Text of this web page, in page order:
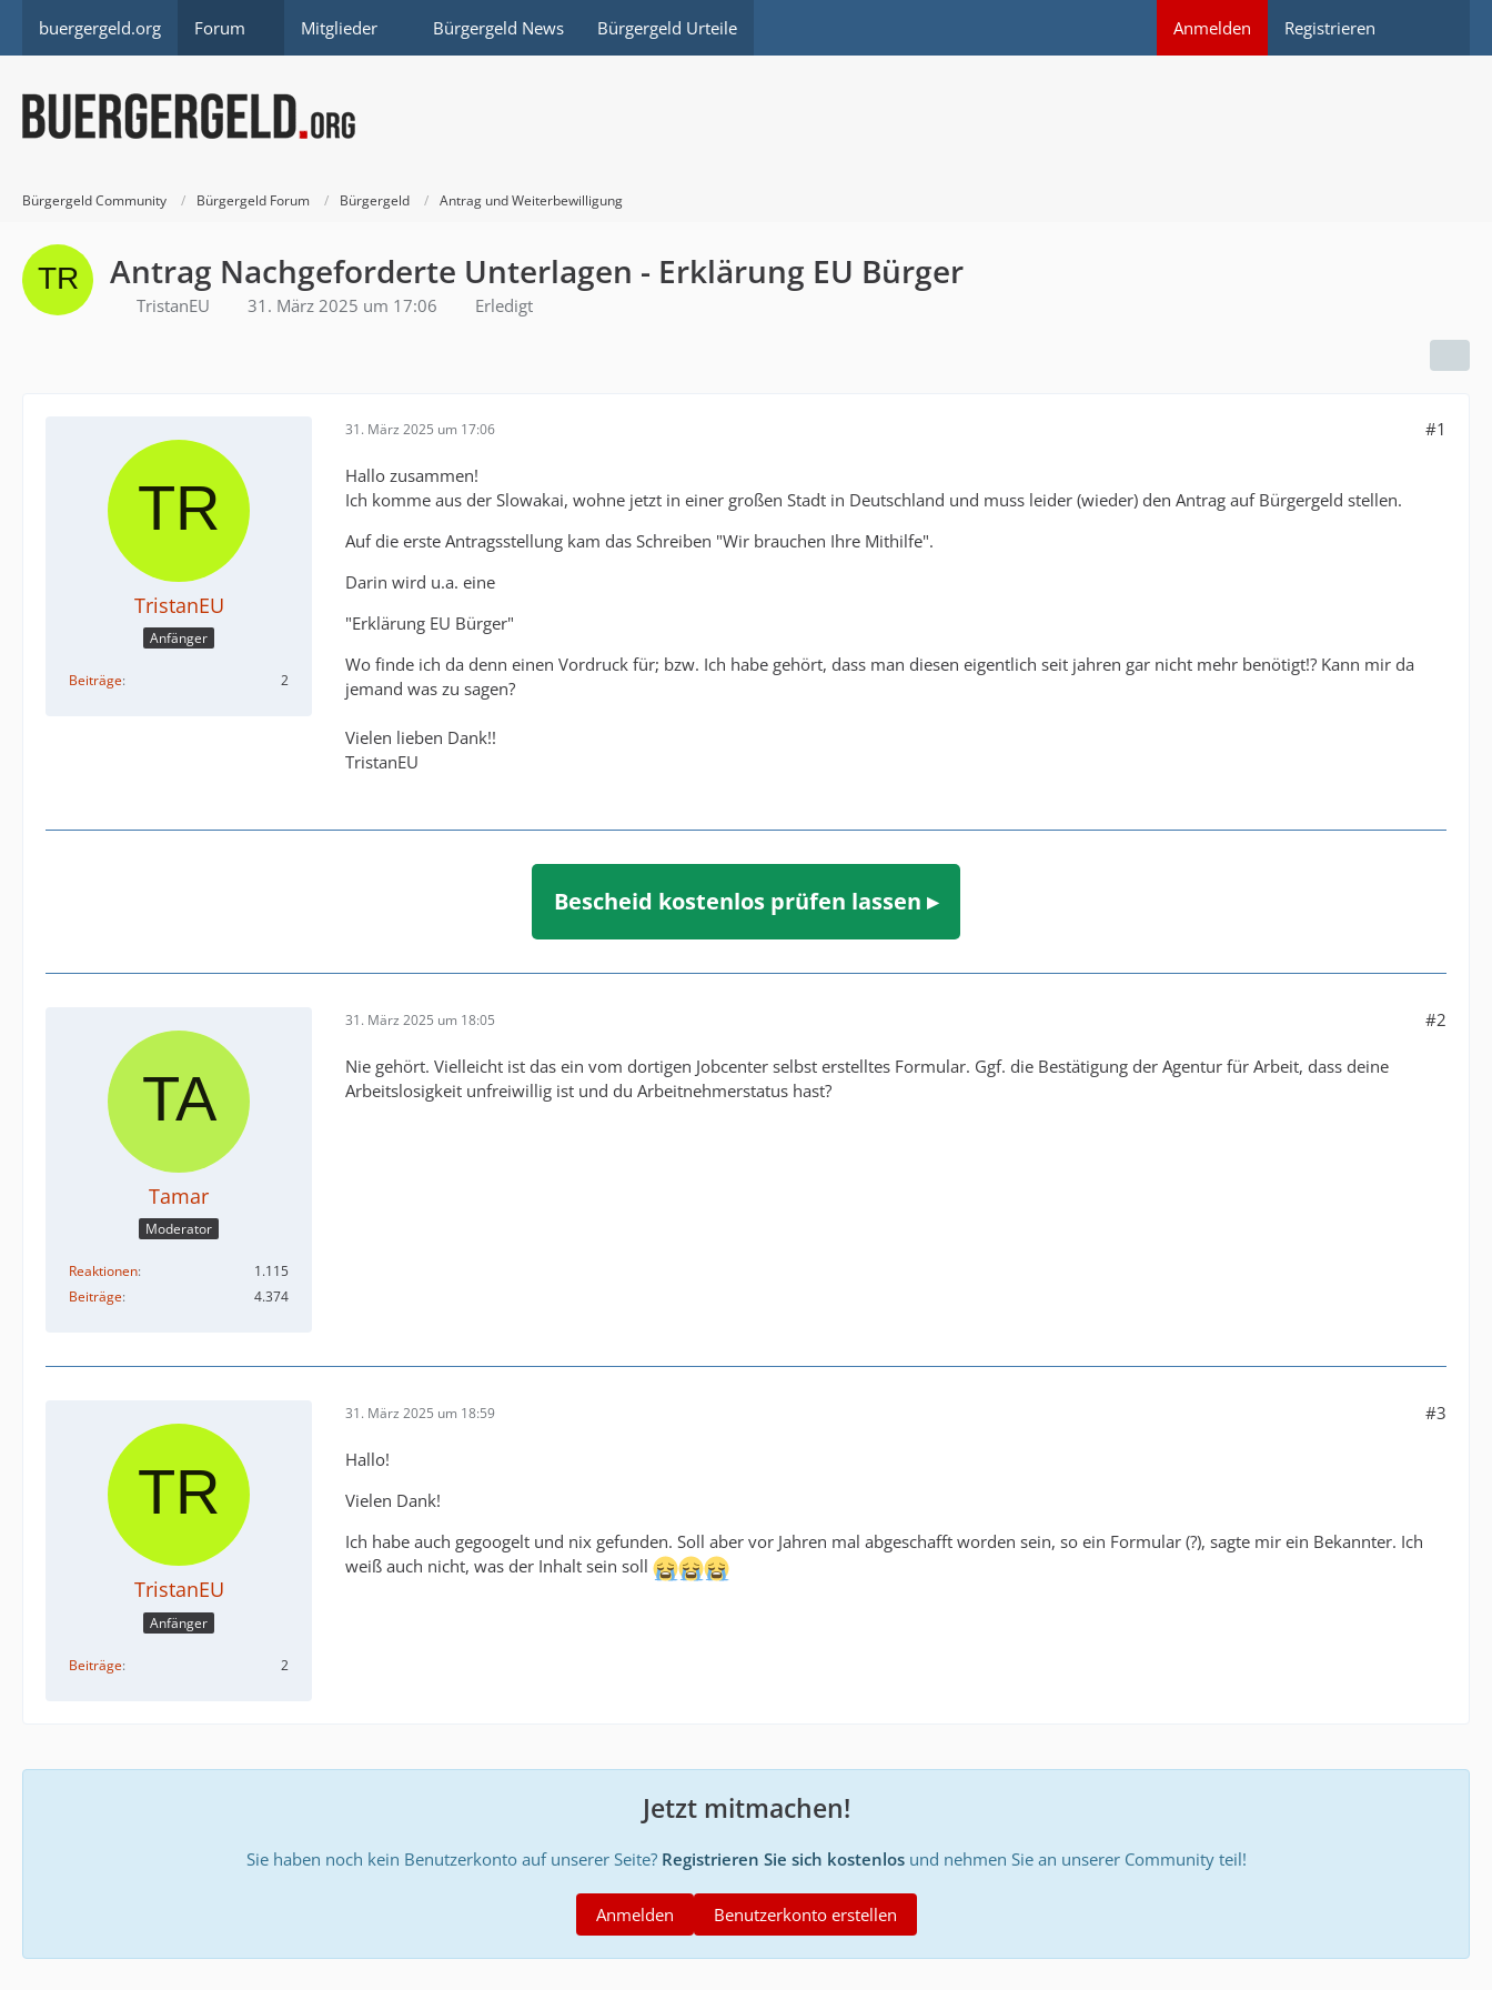
buergergeld.org Forum Mitglieder Bürgergeld News Bürgergeld Urteile Anmelden Registrieren
Bürgergeld Community Bürgergeld Forum Bürgergeld Antrag und Weiterbewilligung
Antrag Nachgeforderte Unterlagen - Erklärung EU Bürger
TristanEU 31. März 2025 um 17:06 Erledigt
TristanEU
Anfänger
Beiträge 2
31. März 2025 um 17:06 #1
Hallo zusammen!
Ich komme aus der Slowakai, wohne jetzt in einer großen Stadt in Deutschland und muss leider (wieder) den Antrag auf Bürgergeld stellen.
Auf die erste Antragsstellung kam das Schreiben "Wir brauchen Ihre Mithilfe".
Darin wird u.a. eine
"Erklärung EU Bürger"
Wo finde ich da denn einen Vordruck für; bzw. Ich habe gehört, dass man diesen eigentlich seit jahren gar nicht mehr benötigt!? Kann mir da
jemand was zu sagen?
Vielen lieben Dank!!
TristanEU
Bescheid kostenlos prüfen lassen ▸
Tamar
Moderator
Reaktionen
1.115
Beiträge
4.374
31. März 2025 um 18:05 #2
Nie gehört. Vielleicht ist das ein vom dortigen Jobcenter selbst erstelltes Formular. Ggf. die Bestätigung der Agentur für Arbeit, dass deine
Arbeitslosigkeit unfreiwillig ist und du Arbeitnehmerstatus hast?
TristanEU
Anfänger
Beiträge 2
31. März 2025 um 18:59 #3
Hallo!
Vielen Dank!
Ich habe auch gegoogelt und nix gefunden. Soll aber vor Jahren mal abgeschafft worden sein, so ein Formular (?), sagte mir ein Bekannter. Ich
weiß auch nicht, was der Inhalt sein soll
Jetzt mitmachen!
Sie haben noch kein Benutzerkonto auf unserer Seite? Registrieren Sie sich kostenlosund nehmen Sie an unserer Community teil!
Benutzerkonto erstellen
Anmelden